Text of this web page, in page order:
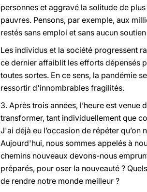
personnes et aggravé la solitude de
pauvres. Pensons, par exemple, aux
restés sans emploi et sans aucun
Les individus et la société progressent
ce dernier affaiblit les efforts dépensés
toutes sortes. En ce sens, la pandémie
ressortir d'innombrables fragilités.
3. Après trois années, l’heure est
transformer, tant individuellement que
J'ai déjà eu l’occasion de répéter
Aujourd'hui, nous sommes appelés à
chemins nouveaux devons-nous
préparés, pour oser la nouveauté ?
de rendre notre monde meilleur ?